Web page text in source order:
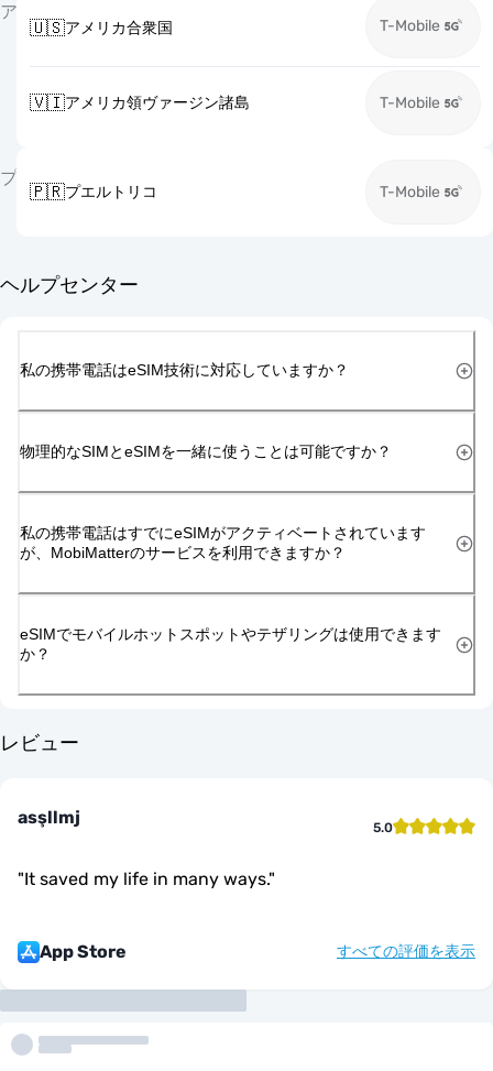
ア
🇺🇸アメリカ合衆国 T-Mobile
🇻🇮アメリカ領ヴァージン諸島 T-Mobile
プ
🇵🇷プエルトリコ T-Mobile
ヘルプセンター
私の携帯電話はeSIM技術に対応していますか？
物理的なSIMとeSIMを一緒に使うことは可能ですか？
私の携帯電話はすでにeSIMがアクティベートされています
が、MobiMatterのサービスを利用できますか？
eSIMでモバイルホットスポットやテザリングは使用できます
か？
レビュー
asşllmj 5.0
"It saved my life in many ways."
App Store すべての評価を表示